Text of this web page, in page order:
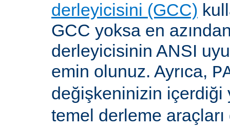
derleyicisini (GCC)
GCC yoksa en azından
derleyicisinin ANSI
emin olunuz. Ayrıca,
değişkeninizin
temel derleme araçları